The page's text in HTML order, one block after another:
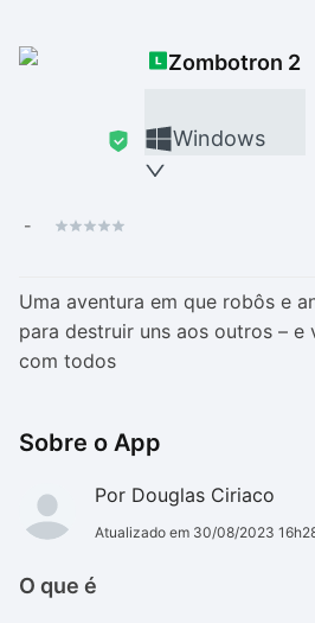
Zombotron 2
Windows
-
Uma aventura em que robôs e
para destruir uns aos outros – e
com todos
Sobre o App
Por Douglas Ciriaco
Atualizado em 30/08/2023
O que é